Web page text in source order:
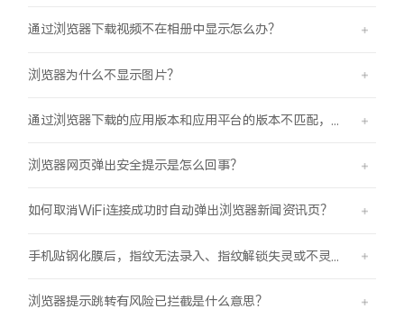
通过浏览器下载视频不在相册中显示怎么办？
浏览器为什么不显示图片？
浏览器网页弹出安全提示是怎么回事？
如何取消WiFi连接成功时自动弹出浏览器新闻资讯页？
浏览器提示跳转有风险已拦截是什么意思？